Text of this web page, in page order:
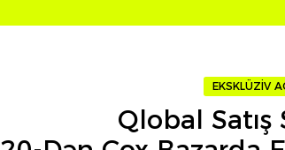
EKSKLÜZIV
Qlobal Satış